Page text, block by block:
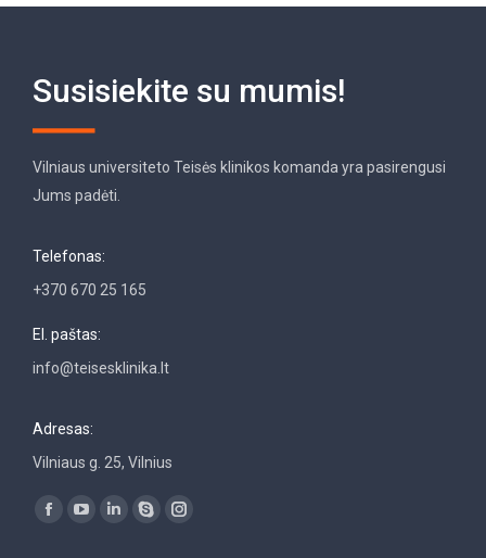
Susisiekite su mumis!
Vilniaus universiteto Teisės klinikos komanda yra pasirengusi
Jums padėti.
Telefonas:
+370 670 25 165
El. paštas:
info@teisesklinika.lt
Adresas:
Vilniaus g. 25, Vilnius
Find us on:
LinkedinSkypeInstagram